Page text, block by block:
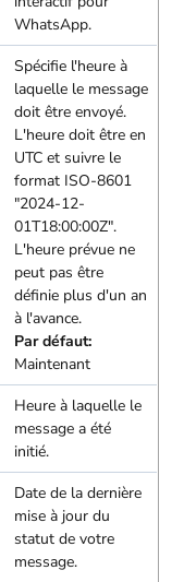
WhatsApp.
Spécifie l'heure à
laquelle le message
doit être envoyé.
L'heure doit être en
UTC et suivre le
format ISO-8601
"2024-12-
01T18:00:00Z".
L'heure prévue ne
peut pas être
définie plus d'un an
à l'avance.
Par défaut:
Maintenant
Heure à laquelle le
message a été
initié.
Date de la dernière
mise à jour du
statut de votre
message.